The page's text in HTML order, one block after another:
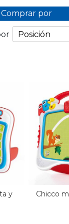
y
Chicco
Comprar por